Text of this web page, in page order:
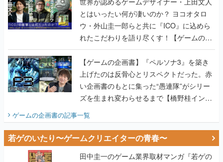
とはいったい何が凄いのか？ ヨコオタロ
ウ・外山圭一郎らと共に『ICO』に込めら
れたこだわりを語り尽くす！【ゲームの企
画書】
【ゲームの企画書】『ペルソナ3』を築き
上げたのは反骨心とリスペクトだった。赤
い企画書のもとに集った“愚連隊”がシリー
ズを生まれ変わらせるまで【橋野桂インタ
ビュー】
ゲームの企画書の記事一覧
若ゲのいたり〜ゲームクリエイターの青春〜
田中圭一のゲーム業界取材マンガ『若ゲの